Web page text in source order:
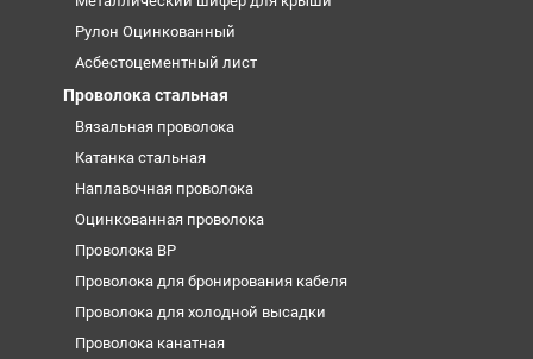
Рулон Оцинкованный
Асбестоцементный лист
Проволока стальная
Вязальная проволока
Катанка стальная
Наплавочная проволока
Оцинкованная проволока
Проволока ВР
Проволока для бронирования кабеля
Проволока для холодной высадки
Проволока канатная